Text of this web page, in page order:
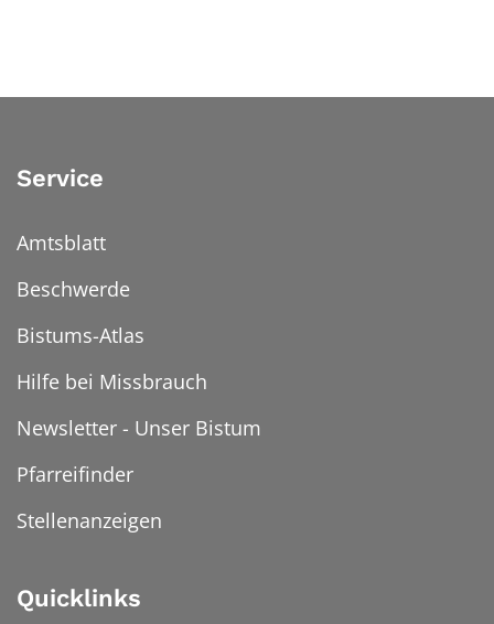
Service
Amtsblatt
Beschwerde
Bistums-Atlas
Hilfe bei Missbrauch
Newsletter - Unser Bistum
Pfarreifinder
Stellenanzeigen
Quicklinks